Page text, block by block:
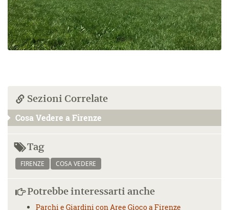
Sezioni Correlate
Cosa Vedere a Firenze
Tag
FIRENZE COSA VEDERE
Potrebbe interessarti anche
Parchi e Giardini con Aree Gioco a Firenze